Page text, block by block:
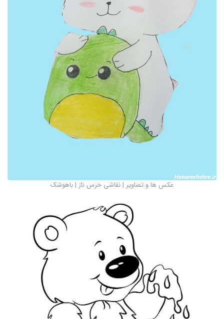
عکس ها و تصاویر | نقاشی خرس ناز | باهوشک